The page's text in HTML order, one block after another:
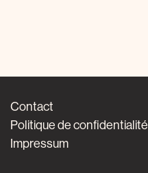
Contact
Politique de confidentialité
Impressum